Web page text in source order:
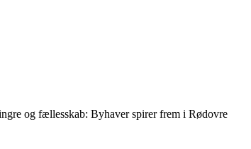
og fællesskab: Byhaver spirer frem i Rødovre